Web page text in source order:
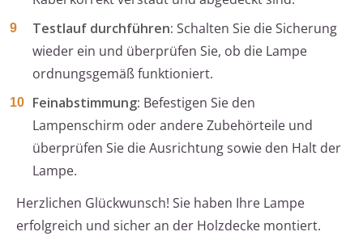
Testlauf durchführen: Schalten Sie die Sicherung
wieder ein und überprüfen Sie, ob die Lampe
ordnungsgemäß funktioniert.
Feinabstimmung: Befestigen Sie den
Lampenschirm oder andere Zubehörteile und
überprüfen Sie die Ausrichtung sowie den Halt der
Lampe.
Herzlichen Glückwunsch! Sie haben Ihre Lampe
erfolgreich und sicher an der Holzdecke montiert.